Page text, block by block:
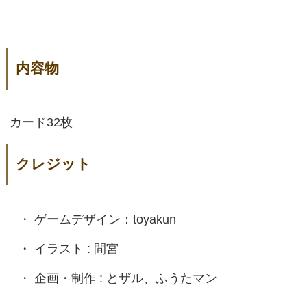
内容物
カード32枚
クレジット
ゲームデザイン：toyakun
イラスト : 間宮
企画・制作 : とザル、ふうたマン